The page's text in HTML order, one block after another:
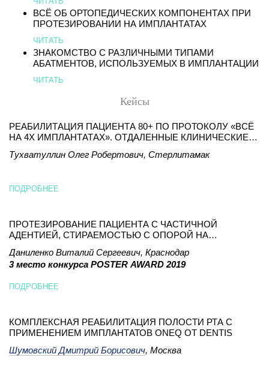
ВСЁ ОБ ОРТОПЕДИЧЕСКИХ КОМПОНЕНТАХ ПРИ
ПРОТЕЗИРОВАНИИ НА ИМПЛАНТАТАХ
ЧИТАТЬ
ЗНАКОМСТВО С РАЗЛИЧНЫМИ ТИПАМИ
АБАТМЕНТОВ, ИСПОЛЬЗУЕМЫХ В ИМПЛАНТАЦИИ
ЧИТАТЬ
Кейсы
РЕАБИЛИТАЦИЯ ПАЦИЕНТА 80+ ПО ПРОТОКОЛУ «ВСЁ
НА 4Х ИМПЛАНТАТАХ». ОТДАЛЕННЫЕ КЛИНИЧЕСКИЕ
Тухватуллин Олег Робертович, Стерлитамак
ПОДРОБНЕЕ
ПРОТЕЗИРОВАНИЕ ПАЦИЕНТА С ЧАСТИЧНОЙ
АДЕНТИЕЙ, СТИРАЕМОСТЬЮ С ОПОРОЙ НА
Даниленко Виталий Сергеевич, Краснодар
3 место конкурса POSTER AWARD 2019
ПОДРОБНЕЕ
КОМПЛЕКСНАЯ РЕАБИЛИТАЦИЯ ПОЛОСТИ РТА С
ПРИМЕНЕНИЕМ ИМПЛАНТАТОВ ONEQ ОТ DENTIS
Шумовский Дмитрий Борисович, Москва